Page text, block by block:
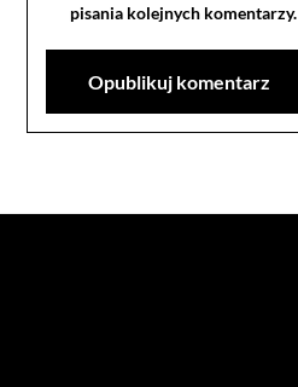
pisania kolejnych komentarzy.